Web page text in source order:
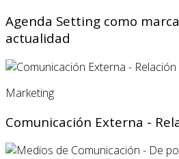
Agenda Setting como
actualidad
Marketing
Comunicación Externa -